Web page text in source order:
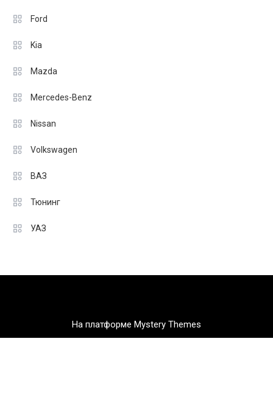
Ford
Kia
Mazda
Mercedes-Benz
Nissan
Volkswagen
ВАЗ
Тюнинг
УАЗ
На платформе Mystery Themes